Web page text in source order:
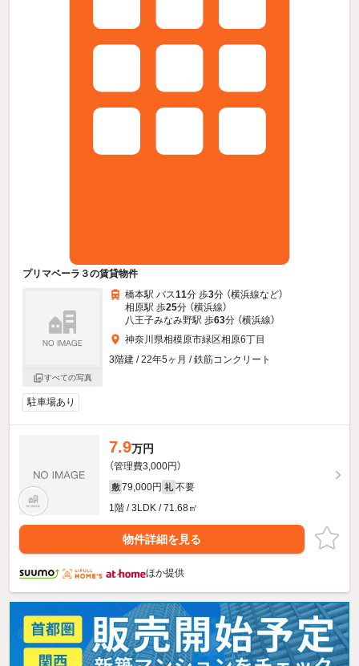
プリマベーラ３の賃貸物件
すべての写真
橋本駅 バス11分 歩3分 （横浜線など）
相原駅 歩25分 （横浜線）
八王子みなみ野駅 歩63分 （横浜線）
神奈川県相模原市緑区相原6丁目
3階建 / 22年5ヶ月 / 鉄筋コンクリート
駐車場あり
7.9万円
（管理費3,000円）
敷 79,000円 礼 不要
1階 / 3LDK / 71.68㎡
物件詳細を見る
ほか提供